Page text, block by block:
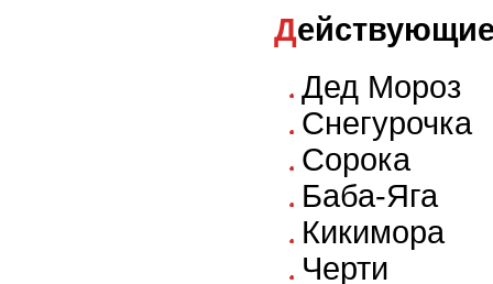
Дед Мороз
Снегурочка
Сорока
Баба-Яга
Кикимора
Черти